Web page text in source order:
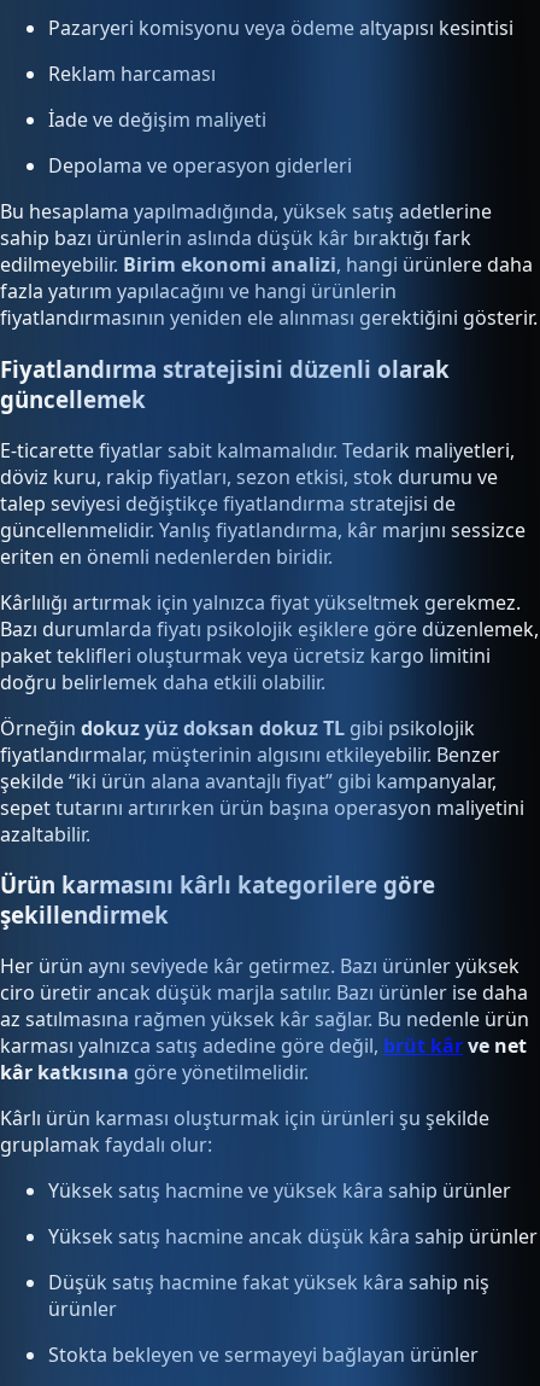
Pazaryeri komisyonu veya ödeme altyapısı kesintisi
Reklam harcaması
İade ve değişim maliyeti
Depolama ve operasyon giderleri
Bu hesaplama yapılmadığında, yüksek satış adetlerine
sahip bazı ürünlerin aslında düşük kâr bıraktığı fark
edilmeyebilir. Birim ekonomi analizi, hangi ürünlere daha
fazla yatırım yapılacağını ve hangi ürünlerin
fiyatlandırmasının yeniden ele alınması gerektiğini gösterir.
Fiyatlandırma stratejisini düzenli olarak
güncellemek
E-ticarette fiyatlar sabit kalmamalıdır. Tedarik maliyetleri,
döviz kuru, rakip fiyatları, sezon etkisi, stok durumu ve
talep seviyesi değiştikçe fiyatlandırma stratejisi de
güncellenmelidir. Yanlış fiyatlandırma, kâr marjını sessizce
eriten en önemli nedenlerden biridir.
Kârlılığı artırmak için yalnızca fiyat yükseltmek gerekmez.
Bazı durumlarda fiyatı psikolojik eşiklere göre düzenlemek,
paket teklifleri oluşturmak veya ücretsiz kargo limitini
doğru belirlemek daha etkili olabilir.
Örneğin dokuz yüz doksan dokuz TL gibi psikolojik
fiyatlandırmalar, müşterinin algısını etkileyebilir. Benzer
şekilde “iki ürün alana avantajlı fiyat” gibi kampanyalar,
sepet tutarını artırırken ürün başına operasyon maliyetini
azaltabilir.
Ürün karmasını kârlı kategorilere göre
şekillendirmek
Her ürün aynı seviyede kâr getirmez. Bazı ürünler yüksek
ciro üretir ancak düşük marjla satılır. Bazı ürünler ise daha
az satılmasına rağmen yüksek kâr sağlar. Bu nedenle ürün
karması yalnızca satış adedine göre değil, brüt kârve net
kâr katkısına göre yönetilmelidir.
Kârlı ürün karması oluşturmak için ürünleri şu şekilde
gruplamak faydalı olur:
Yüksek satış hacmine ve yüksek kâra sahip ürünler
Yüksek satış hacmine ancak düşük kâra sahip ürünler
Düşük satış hacmine fakat yüksek kâra sahip niş
ürünler
Stokta bekleyen ve sermayeyi bağlayan ürünler